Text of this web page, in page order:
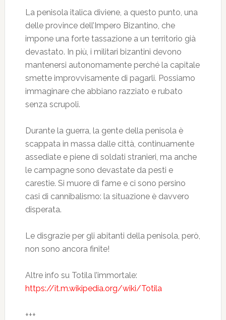
La penisola italica diviene, a questo punto, una
delle province dell’Impero Bizantino, che
impone una forte tassazione a un territorio già
devastato. In più, i militari bizantini devono
mantenersi autonomamente perché la capitale
smette improvvisamente di pagarli. Possiamo
immaginare che abbiano razziato e rubato
senza scrupoli.
Durante la guerra, la gente della penisola è
scappata in massa dalle città, continuamente
assediate e piene di soldati stranieri, ma anche
le campagne sono devastate da pesti e
carestie. Si muore di fame e ci sono persino
casi di cannibalismo: la situazione è davvero
disperata.
Le disgrazie per gli abitanti della penisola, però,
non sono ancora finite!
Altre info su Totila l’immortale:
https://it.m.wikipedia.org/wiki/Totila
+++